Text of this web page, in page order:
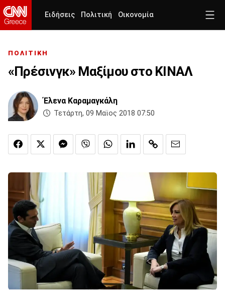
Ειδήσεις Πολιτική Οικονομία
ΠΟΛΙΤΙΚΗ
«Πρέσινγκ» Μαξίμου στο ΚΙΝΑΛ
Έλενα Καραμαγκάλη
Τετάρτη, 09 Μαϊος 2018 07:50